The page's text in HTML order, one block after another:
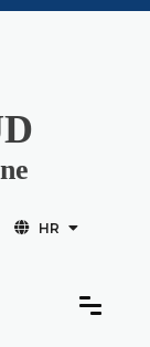
HR